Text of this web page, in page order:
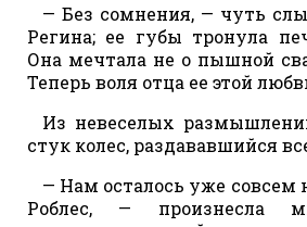
— Без сомнения, — чуть
Регина; ее губы тронула
Она мечтала не о пышной
Теперь воля отца ее этой
Из невеселых
стук колес, раздававшийся
— Нам осталось уже совсем
Роблес, — произнесла